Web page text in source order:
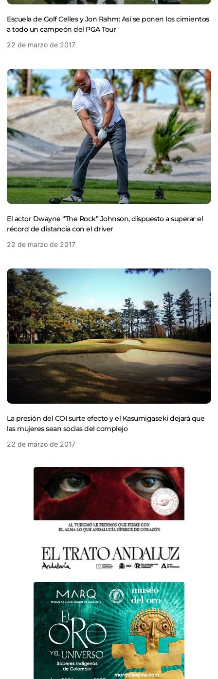
Escuela de Golf Celles y Jon Rahm: Así se ponen los cimientos
a todo un campeón del PGA Tour
22 de marzo de 2017
El actor Dwayne “The Rock” Johnson, dispuesto a superar el
récord de distancia con el driver
22 de marzo de 2017
La presión del COI surte efecto y el Kasumigaseki dejará que
las mujeres sean socias del complejo
22 de marzo de 2017